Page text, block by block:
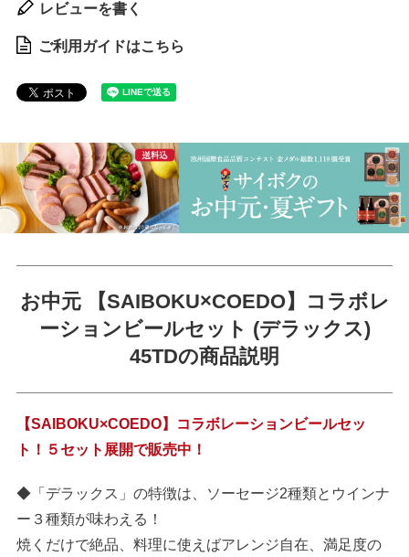
レビューを書く
ご利用ガイドはこちら
お中元 【SAIBOKU×COEDO】コラボレ
ーションビールセット (デラックス)
45TDの商品説明
【SAIBOKU×COEDO】コラボレーションビールセッ
ト！５セット展開で販売中！
◆「デラックス」の特徴は、ソーセージ2種類とウインナ
ー３種類が味わえる！
焼くだけで絶品、料理に使えばアレンジ自在、満足度の